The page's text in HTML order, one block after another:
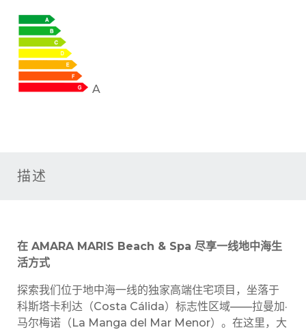
A
描述
在 AMARA MARIS Beach & Spa 尽享一线地中海生
活方式
探索我们位于地中海一线的独家高端住宅项目，坐落于
科斯塔卡利达（Costa Cálida）标志性区域——拉曼加·
马尔梅诺（La Manga del Mar Menor）。在这里，大